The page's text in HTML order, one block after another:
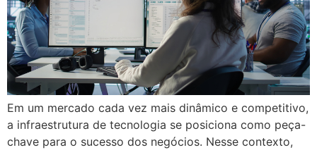
Em um mercado cada vez mais dinâmico e competitivo,
a infraestrutura de tecnologia se posiciona como peça-
chave para o sucesso dos negócios. Nesse contexto,